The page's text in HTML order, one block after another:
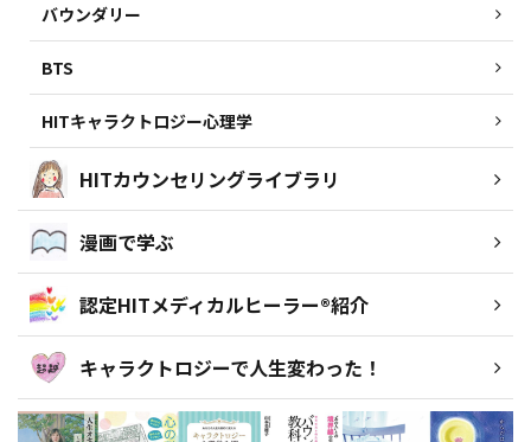
バウンダリー
BTS
HITキャラクトロジー心理学
HITカウンセリングライブラリ
漫画で学ぶ
認定HITメディカルヒーラー®紹介
キャラクトロジーで人生変わった！